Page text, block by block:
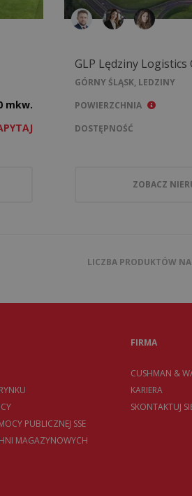
mkw.
GLP Lędziny Logistics
GÓRNY ŚLĄSK, LEDZINY
POWIERZCHNIA
DOSTĘPNOŚĆ
ZOBACZ
LICZBA PRODUKTÓW
PUBLICZNEJ SSE
MAGAZYNOWYCH
FIRMA
CUSHMAN &
KARIERA
SKONTAKTUJ